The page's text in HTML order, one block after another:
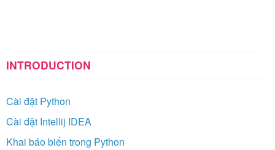
INTRODUCTION
Cài đặt Python
Cài đặt Intellij IDEA
Khai báo biến trong Python